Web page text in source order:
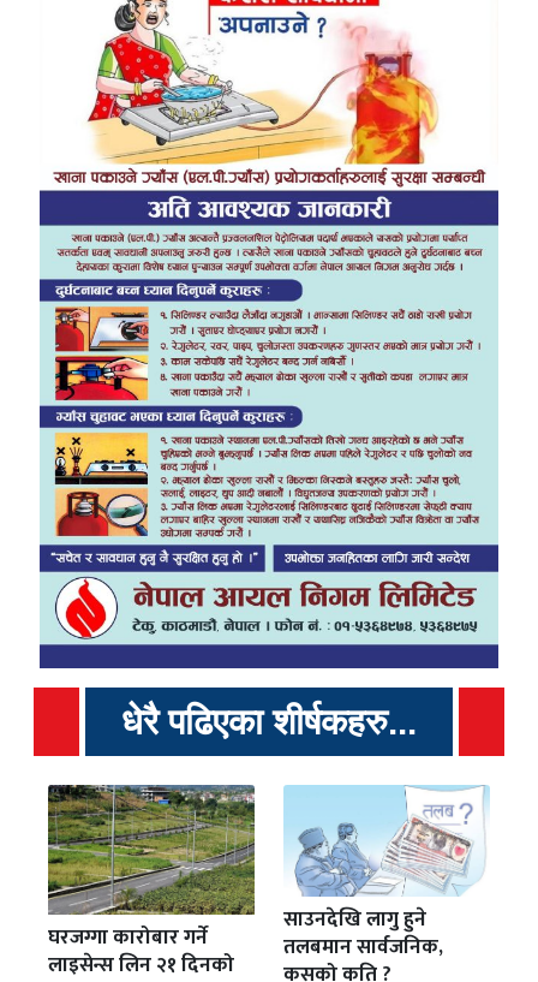
धेरै पढिएका शीर्षकहरु...
घरजग्गा कारोबार गर्ने
लाइसेन्स लिन २१ दिनको
साउनदेखि लागु हुने
तलबमान सार्वजनिक,
कसको कति ?